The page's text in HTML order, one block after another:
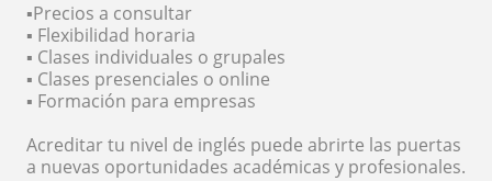
▪️Precios a consultar
▪️ Flexibilidad horaria
▪️ Clases individuales o grupales
▪️ Clases presenciales o online
▪️ Formación para empresas
Acreditar tu nivel de inglés puede abrirte las puertas
a nuevas oportunidades académicas y profesionales.